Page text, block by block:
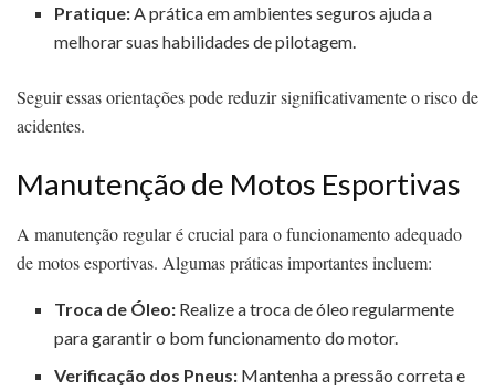
Pratique: A prática em ambientes seguros ajuda a
melhorar suas habilidades de pilotagem.
Seguir essas orientações pode reduzir significativamente o risco de
acidentes.
Manutenção de Motos Esportivas
A manutenção regular é crucial para o funcionamento adequado
de motos esportivas. Algumas práticas importantes incluem:
Troca de Óleo: Realize a troca de óleo regularmente
para garantir o bom funcionamento do motor.
Verificação dos Pneus: Mantenha a pressão correta e